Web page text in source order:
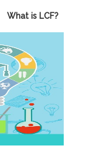
What is LCF?